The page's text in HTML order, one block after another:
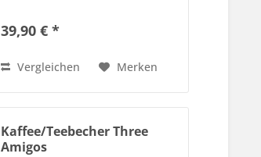
für einen lieben Menschen.
39,90 € *
Vergleichen Merken
Kaffee/Teebecher Three
Amigos